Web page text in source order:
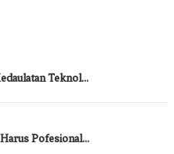
Teknol…
Pofesional…